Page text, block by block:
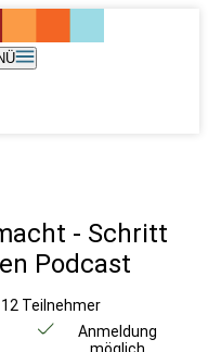
- Schritt
Podcast
12 Teilnehmer
Anmeldung
möglich